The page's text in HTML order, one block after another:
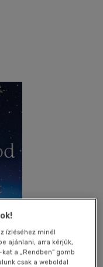
ízléséhez minél
ajánlani, arra kérjük,
a „Rendben” gomb
csak a weboldal